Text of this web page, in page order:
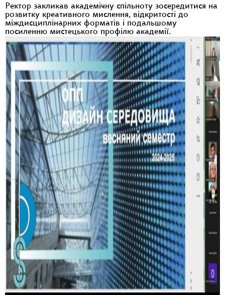
Ректор закликав академічну спільноту зосередитися на
розвитку креативного мислення, відкритості до
міждисциплінарних форматів і подальшому
посиленню мистецького профілю академії.